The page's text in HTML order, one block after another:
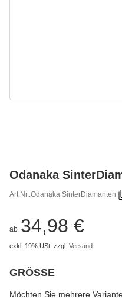
Odanaka
Art.Nr.:Odanaka SinterDiamanten
ab 34,98 €
exkl. 19% USt. zzgl. Versand
GRÖSSE
Möchten Sie mehrere